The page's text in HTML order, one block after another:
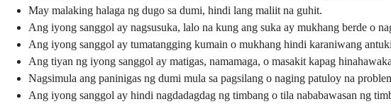
May malaking halaga ng dugo sa dumi, hindi lang maliit na guhit.
Ang iyong sanggol ay nagsusuka, lalo na kung ang suka ay mukhang berde o
Ang iyong sanggol ay tumatangging kumain o mukhang hindi karaniwang
Ang tiyan ng iyong sanggol ay matigas, namamaga, o masakit kapag
Nagsimula ang paninigas ng dumi mula sa pagsilang o naging patuloy na
Ang iyong sanggol ay hindi nagdadagdag ng timbang o tila nababawasan ng